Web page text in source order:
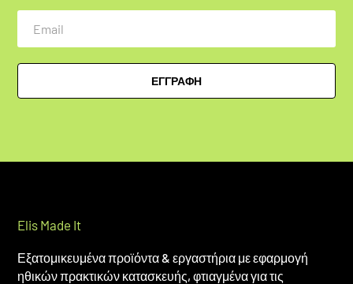
Email
ΕΓΓΡΑΦΗ
Elis Made It
Εξατομικευμένα προϊόντα & εργαστήρια με εφαρμογή
ηθικών πρακτικών κατασκευής, φτιαγμένα για τις